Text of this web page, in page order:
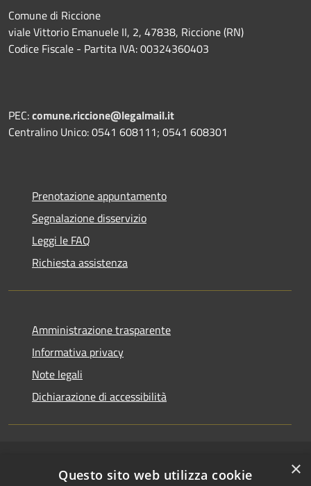
Comune di Riccione
viale Vittorio Emanuele II, 2, 47838, Riccione (RN)
Codice Fiscale - Partita IVA: 00324360403
PEC:comune.riccione@legalmail.it
Centralino Unico: 0541 608111; 0541 608301
Prenotazione appuntamento
Segnalazione disservizio
Leggi le FAQ
Richiesta assistenza
Amministrazione trasparente
Informativa privacy
Note legali
Dichiarazione di accessibilità
Copyright © 2026 • Comune di
Riccione • Powered by
×
Questo sito web utilizza cookie